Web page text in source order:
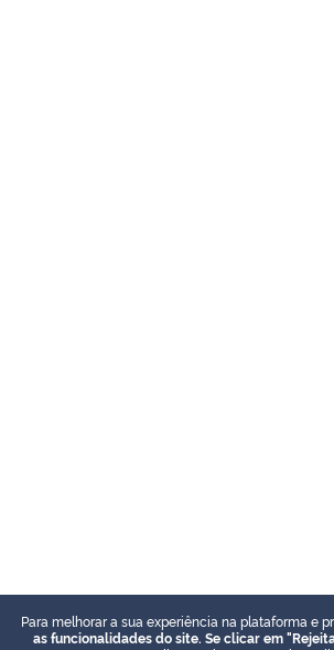
Para melhorar a sua experiência na plataforma e
as funcionalidades do site. Se clicar em